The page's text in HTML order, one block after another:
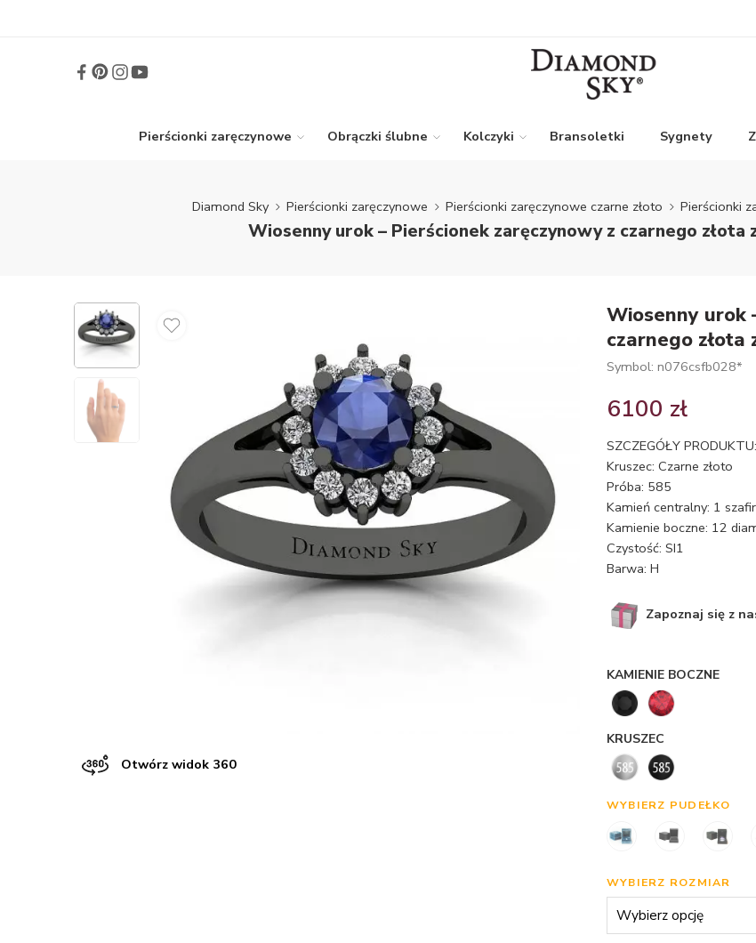
Pierścionki zaręczynowe Obrączki ślubne Kolczyki Bransoletki Sygnety
Diamond Sky Pierścionki zaręczynowe Pierścionki zaręczynowe czarne złoto Pierścionki
Wiosenny urok – Pierścionek zaręczynowy z czarnego złota
Otwórz widok 360
Wiosenny urok
czarnego
Symbol: n076csfb028*
6100 zł
SZCZEGÓŁY PRODUKTU:
Kruszec: Czarne złoto
Próba: 585
Kamień centralny: 1
Kamienie boczne: 12
Czystość: SI1
Barwa: H
Zapoznaj się z
KAMIENIE BOCZNE
KRUSZEC
WYBIERZ PUDEŁKO
WYBIERZ ROZMIAR